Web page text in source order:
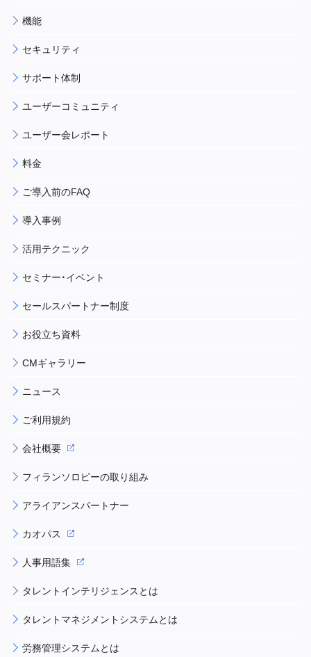
機能
セキュリティ
サポート体制
ユーザーコミュニティ
ユーザー会レポート
料金
ご導入前のFAQ
導入事例
活用テクニック
セミナー・イベント
セールスパートナー制度
お役立ち資料
CMギャラリー
ニュース
ご利用規約
会社概要
フィランソロピーの取り組み
アライアンスパートナー
カオパス
人事用語集
タレントインテリジェンスとは
タレントマネジメントシステムとは
労務管理システムとは